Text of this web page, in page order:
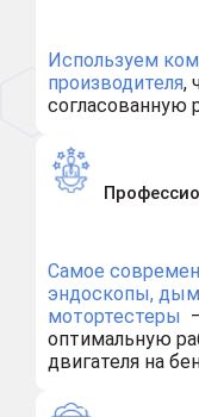
Используем
производителя,
согласованную
Самое
эндоскопы,
мотортестеры
оптимальную
двигателя на